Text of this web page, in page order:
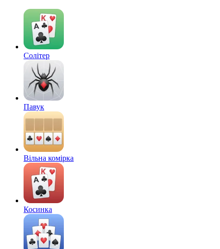
Солітер
Павук
Вільна комірка
Косинка